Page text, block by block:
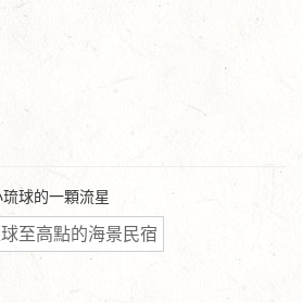
球的一顆流星
至高點的海景民宿